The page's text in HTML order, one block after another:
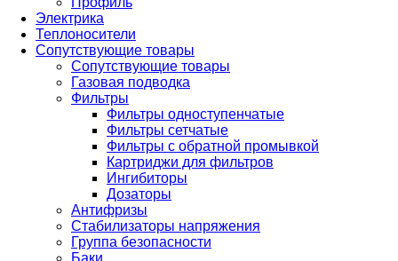
Электрика
Теплоносители
Сопутствующие товары
Сопутствующие товары
Газовая подводка
Фильтры
Фильтры одноступенчатые
Фильтры сетчатые
Фильтры с обратной промывкой
Картриджи для фильтров
Ингибиторы
Дозаторы
Антифризы
Стабилизаторы напряжения
Группа безопасности